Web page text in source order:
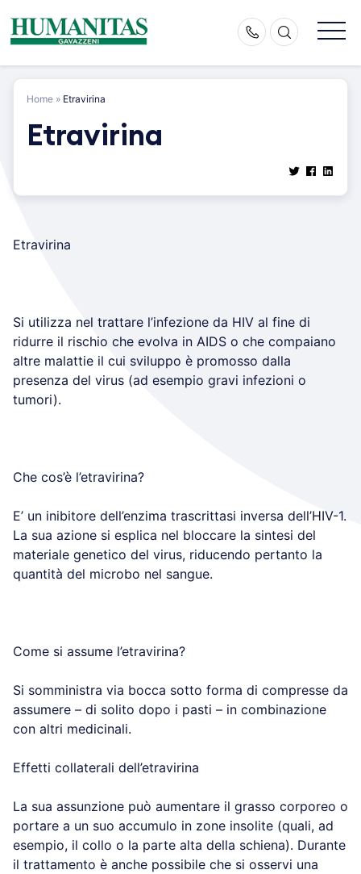
content
Home » Etravirina
Etravirina
Etravirina
Si utilizza nel trattare l’infezione da HIV al fine di
ridurre il rischio che evolva in AIDS o che compaiano
altre malattie il cui sviluppo è promosso dalla
presenza del virus (ad esempio gravi infezioni o
tumori).
Che cos’è l’etravirina?
E’ un inibitore dell’enzima trascrittasi inversa dell’HIV-1.
La sua azione si esplica nel bloccare la sintesi del
materiale genetico del virus, riducendo pertanto la
quantità del microbo nel sangue.
Come si assume l’etravirina?
Si somministra via bocca sotto forma di compresse da
assumere – di solito dopo i pasti – in combinazione
con altri medicinali.
Effetti collaterali dell’etravirina
La sua assunzione può aumentare il grasso corporeo o
portare a un suo accumulo in zone insolite (quali, ad
esempio, il collo o la parte alta della schiena). Durante
il trattamento è anche possibile che si osservi una